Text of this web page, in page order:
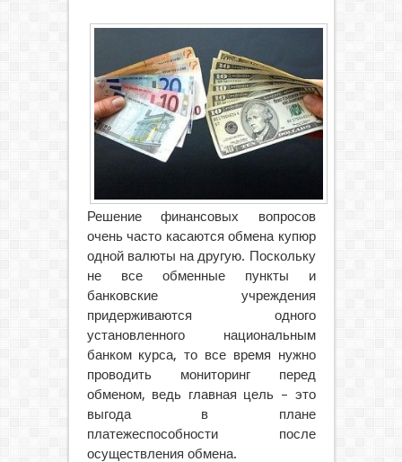
Решение финансовых вопросов
очень часто касаются обмена купюр
одной валюты на другую. Поскольку
не все обменные пункты и
банковские учреждения
придерживаются одного
установленного национальным
банком курса, то все время нужно
проводить мониторинг перед
обменом, ведь главная цель – это
выгода в плане
платежеспособности после
осуществления обмена.